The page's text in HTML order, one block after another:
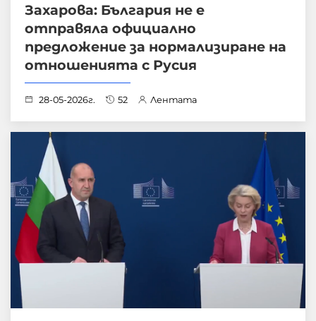
Захарова: България не е
отправяла официално
предложение за нормализиране на
отношенията с Русия
28-05-2026г. 52 Лентата